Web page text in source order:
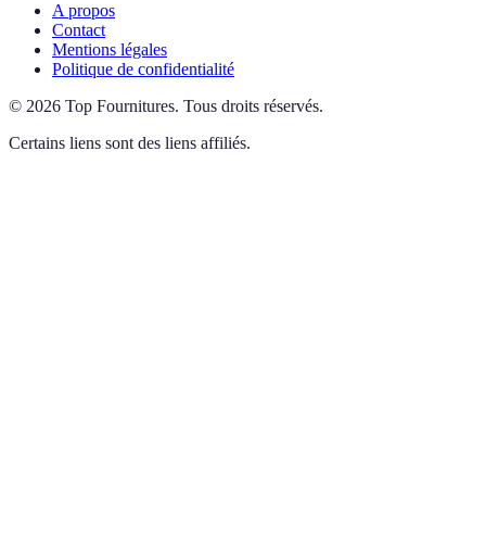
A propos
Contact
Mentions légales
Politique de confidentialité
© 2026 Top Fournitures. Tous droits réservés.
Certains liens sont des liens affiliés.